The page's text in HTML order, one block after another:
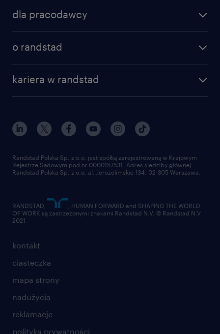
dla pracodawcy
o randstad
kariera w randstad
kontakt
ciasteczka
mapa strony
nadużycia
reklamacje
polityka prywatności
Randstad Polska Sp. z o.o. jest spółką zarejestrowaną w Krajowym
Rejestrze Sądowym pod nr 0000157531. Adres siedziby głównej
Randstad Polska Sp. z o.o. al. Jerozolimskie 134, 02-305 Warszawa.
RANDSTAD,
, HUMAN FORWARD and SHAPING THE WORLD
OF WORK są zastrzeżonymi znakami Randstad N.V. © Randstad N.V
2021